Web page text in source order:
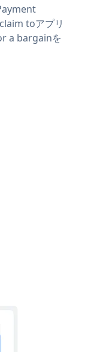
toアプリ
a bargainを